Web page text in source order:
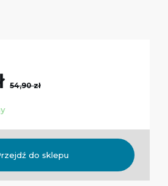
54,90 zł
do sklepu